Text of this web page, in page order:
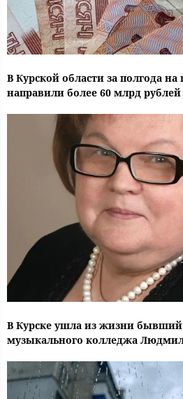
В Курской области за полгода
направили более 60 млрд рублей
В Курске ушла из жизни бывший
музыкального колледжа